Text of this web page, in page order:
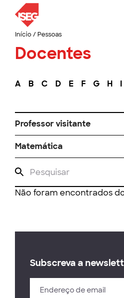
Início/ Pessoas
Docentes
A B C D E F G H I
Professor visitante
Matemática
Não foram encontrados
Subscreva a